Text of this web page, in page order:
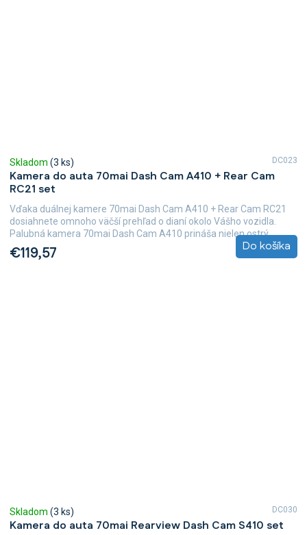
Kamera do auta 70mai Dash Cam A410 + Rear Cam
RC21 set
Skladom (3 ks)
€119,57 Do košíka
Vďaka duálnej kamere 70mai Dash Cam A410 + Rear Cam RC21
dosiahnete omnoho väčší prehľad o dianí okolo Vášho vozidla.
Palubná kamera 70mai Dash Cam A410 prináša nielen ostrý...
DC023
Kamera do auta 70mai Rearview Dash Cam S410 set
Skladom (3 ks) DC030